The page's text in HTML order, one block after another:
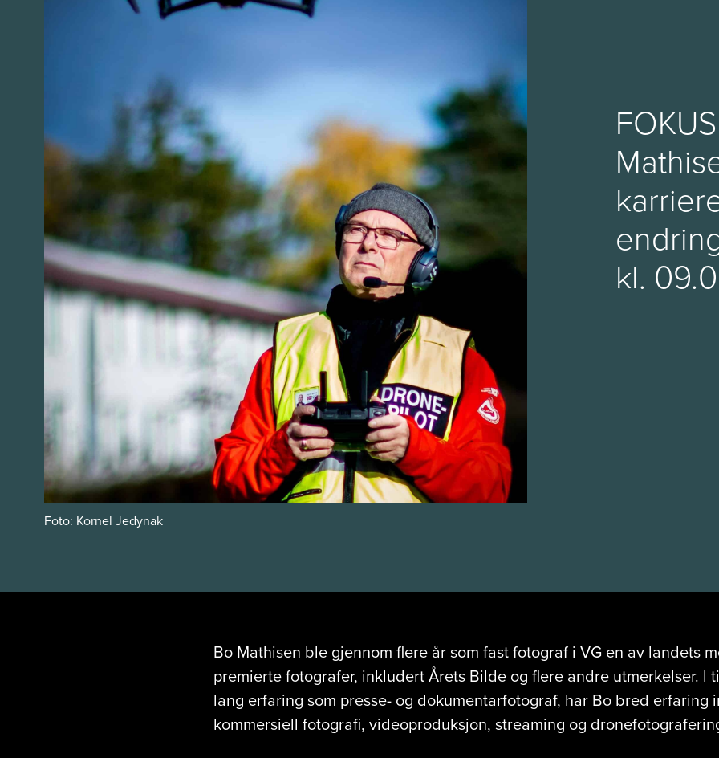
Foto: Kornel Jedynak
kl.
Bo Mathisen ble gjennom flere år som fast fotograf i VG en av landets
premierte fotografer, inkludert Årets Bilde og flere andre utmerkelser. l
lang erfaring som presse- og dokumentarfotograf, har Bo bred erfaring
kommersiell fotografi, videoproduksjon, streaming og